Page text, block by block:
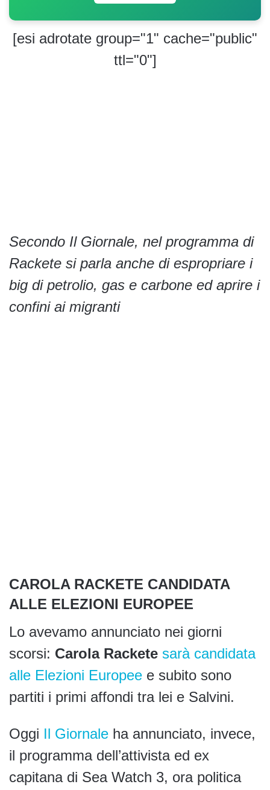
[esi adrotate group="1" cache="public"
ttl="0"]
Secondo Il Giornale, nel programma di
Rackete si parla anche di espropriare i
big di petrolio, gas e carbone ed aprire i
confini ai migranti
CAROLA RACKETE CANDIDATA
ALLE ELEZIONI EUROPEE
Lo avevamo annunciato nei giorni
scorsi: Carola Rackete sarà candidata
alle Elezioni Europee e subito sono
partiti i primi affondi tra lei e Salvini.
Oggi Il Giornale ha annunciato, invece,
il programma dell’attivista ed ex
capitana di Sea Watch 3, ora politica